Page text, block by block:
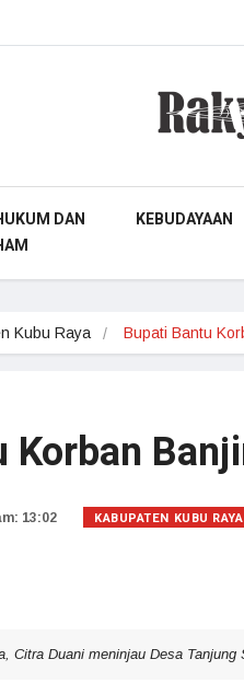
DAN
KEBUDAYAAN
Kubu Raya Bupati Bantu
Korban
13:02 KABUPATEN KUBU RAYA
Citra Duani meninjau Desa Tanjung